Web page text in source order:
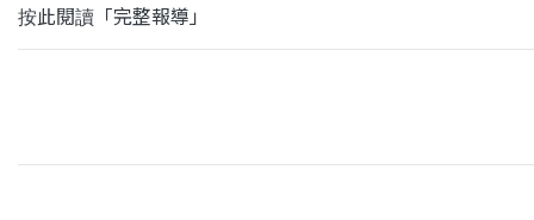
按此閱讀「完整報導」